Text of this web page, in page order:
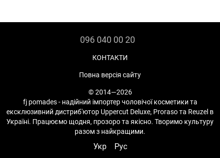
096 040 00 20
КОНТАКТИ
Повна версія сайту
© 2014—2026
fj pomades - надійний імпортер чоловічої косметики та
ексклюзивний дистриб'ютор Uppercut Deluxe, Proraso та Reuzel в
Україні. Працюємо щодня, прозоро та якісно. Творимо культуру
разом з найкращими.
Укр Рус